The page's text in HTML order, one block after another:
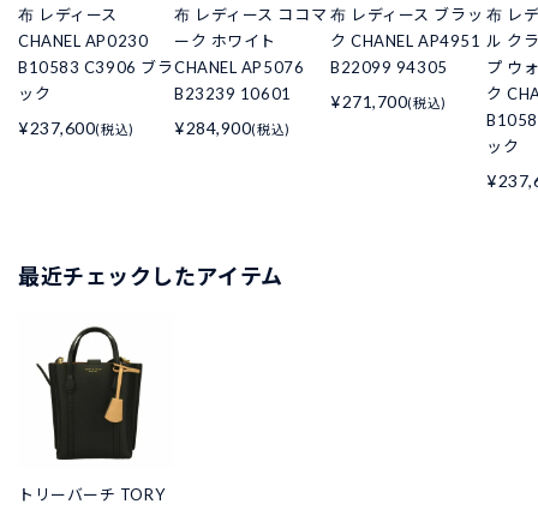
布 レディース
CHANEL AP0230
B10583 C3906 ブラ
ック
¥237,600(税込)
布 レディース ココマ
ーク ホワイト
CHANEL AP5076
B23239 10601
¥284,900(税込)
布 レディース ブラッ
ク CHANEL AP4951
B22099 94305
¥271,700(税込)
布 レ
ル ク
プ ウ
ク
ック
最近チェックしたアイテム
トリーバーチ TORY